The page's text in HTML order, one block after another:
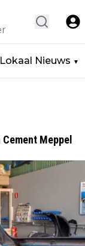
Lokaal Nieuws ▼
Meppel